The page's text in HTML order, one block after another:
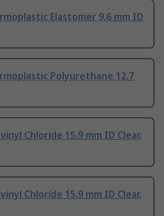
Elastomer 9.6 mm ID
Polyurethane 12.7
Chloride 15.9 mm ID Clear,
Chloride 15.9 mm ID Clear,